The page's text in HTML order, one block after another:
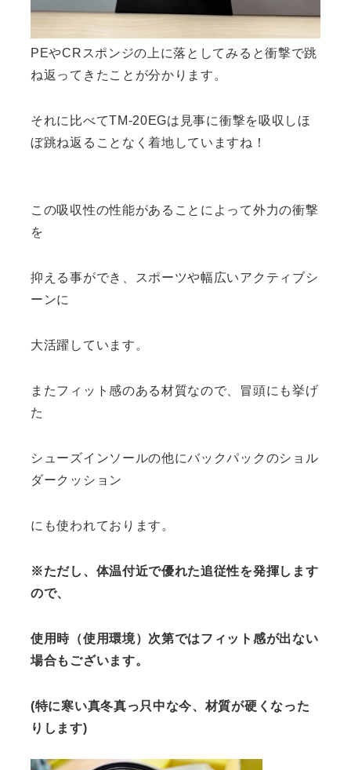
PEやCRスポンジの上に落としてみると衝撃で跳
ね返ってきたことが分かります。
それに比べてTM-20EGは見事に衝撃を吸収しほ
ぼ跳ね返ることなく着地していますね！
この吸収性の性能があることによって外力の衝撃
を
抑える事ができ、スポーツや幅広いアクティブシ
ーンに
大活躍しています。
またフィット感のある材質なので、冒頭にも挙げ
た
シューズインソールの他にバックパックのショル
ダークッション
にも使われております。
※ただし、体温付近で優れた追従性を発揮します
ので、
使用時（使用環境）次第ではフィット感が出ない
場合もございます。
(特に寒い真冬真っ只中な今、材質が硬くなった
りします)